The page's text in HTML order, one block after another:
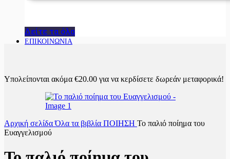
Δείτε τα όλα
ΕΠΙΚΟΙΝΩΝΙΑ
Υπολείπονται ακόμα €20.00 για να κερδίσετε δωρεάν μεταφορικά!
Αρχική σελίδαΌλα τα βιβλία ΠΟΙΗΣΗ Το παλιό ποίημα του
Ευαγγελισμού